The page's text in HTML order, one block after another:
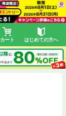
カート はじめての方へ